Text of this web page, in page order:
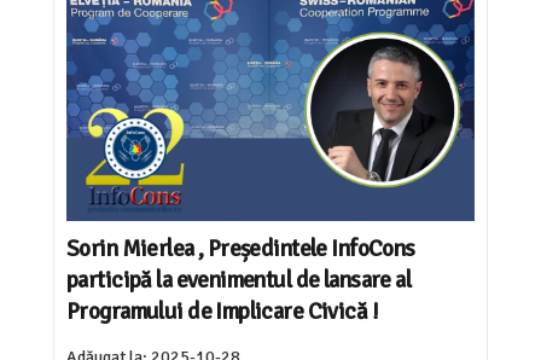
Sorin Mierlea , Președintele InfoCons
participă la evenimentul de lansare al
Programului de Implicare Civică !